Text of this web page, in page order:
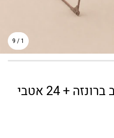
1
/
9
מתקן כביסה מתרחב ברונזה + 24 אטבי